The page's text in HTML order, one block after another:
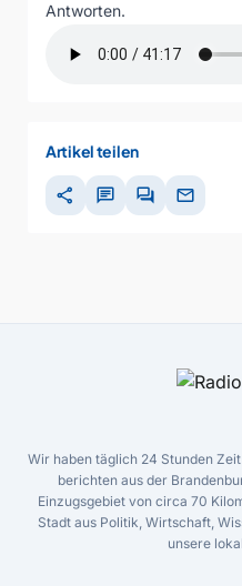
Antworten.
Artikel teilen
share chat forum mail
Wir haben täglich 24 Stunden
berichten aus der
Einzugsgebiet von circa 70
Stadt aus Politik, Wirtschaft,
unsere